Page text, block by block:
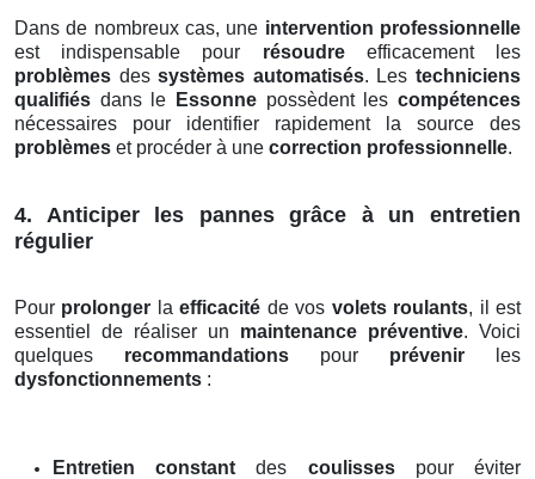
Dans de nombreux cas, une intervention professionnelle
est indispensable pour résoudreefficacement les
problèmes dessystèmes automatisés. Lestechniciens
qualifiés dans le Essonne possèdent les compétences
nécessaires pour identifier rapidement la source des
problèmes et procéder à une correction professionnelle.
4. Anticiper les pannes grâce à un entretien
régulier
Pour prolonger laefficacité de vos volets roulants, il est
essentiel de réaliser un maintenance préventive. Voici
quelques recommandations pour prévenir les
dysfonctionnements :
Entretien constant des coulissespour éviter